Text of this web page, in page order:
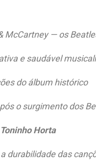
McCartney — os
e saudável
do álbum histórico
o surgimento dos
durabilidade das